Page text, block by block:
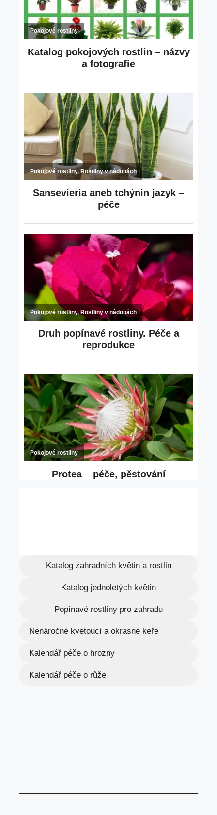
Katalog zahradních květin a rostlin
Katalog jednoletých květin
Popínavé rostliny pro zahradu
Nenáročné kvetoucí a okrasné keře
Kalendář péče o hrozny
Kalendář péče o růže